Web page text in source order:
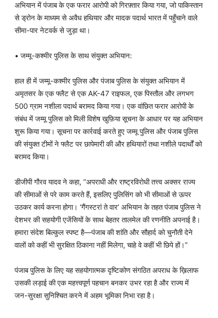
अभियान में पंजाब के एक फरार आरोपी को गिरफ़्तार किया गया, जो पाकिस्तान
से ड्रोन के माध्यम से अवैध हथियार और मादक पदार्थ भारत में पहुँचाने वाले
सीमा-पार नेटवर्क से जुड़ा था।
• जम्मू-कश्मीर पुलिस के साथ संयुक्त अभियान:
हाल ही में जम्मू-कश्मीर पुलिस और पंजाब पुलिस के संयुक्त अभियान में
अमृतसर के एक फ्लैट से एक AK-47 राइफल, एक पिस्तौल और लगभग
500 ग्राम नशीला पदार्थ बरामद किया गया। एक वांछित फरार आरोपी के
संबंध में जम्मू पुलिस को मिली विशेष खुफ़िया सूचना के आधार पर यह अभियान
शुरू किया गया। सूचना पर कार्रवाई करते हुए जम्मू पुलिस और पंजाब पुलिस
की संयुक्त टीमों ने फ्लैट पर छापेमारी की और हथियारों तथा नशीले पदार्थों को
बरामद किया।
डीजीपी गौरव यादव ने कहा, “अपराधी और राष्ट्रविरोधी तत्त्व अक्सर राज्य
की सीमाओं से परे काम करते हैं, इसलिए पुलिसिंग को भी सीमाओं से ऊपर
उठकर कार्य करना होगा। ‘गैंगस्टरां ते वार’ अभियान के तहत पंजाब पुलिस ने
देशभर की सहयोगी एजेंसियों के साथ बेहतर तालमेल की रणनीति अपनाई है।
हमारा संदेश बिल्कुल स्पष्ट है—पंजाब की शांति और सौहार्द को चुनौती देने
वालों को कहीं भी सुरक्षित ठिकाना नहीं मिलेगा, चाहे वे कहीं भी छिपे हों।”
पंजाब पुलिस के लिए यह सहयोगात्मक दृष्टिकोण संगठित अपराध के ख़िलाफ
उसकी लड़ाई की एक महत्त्वपूर्ण पहचान बनकर उभर रहा है और राज्य में
जन-सुरक्षा सुनिश्चित करने में अहम भूमिका निभा रहा है।